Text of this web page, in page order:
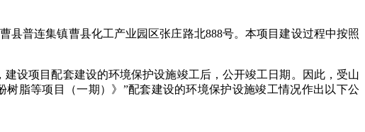
县普连集镇曹县化工产业园区张庄路北888号。本项目建设过程中按照
建设项目配套建设的环境保护设施竣工后，公开竣工日期。 因此，受山
树脂等项目（一期）》 ”配套建设的环境保护设施竣工情况作出以下公